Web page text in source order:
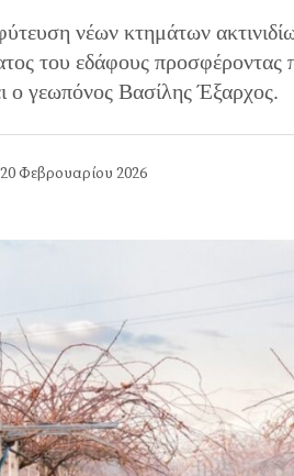
νέων κτημάτων
του εδάφους προσφέροντας
ο γεωπόνος Βασίλης Έξαρχος.
20 Φεβρουαρίου 2026